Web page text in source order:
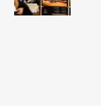
演出最古老的